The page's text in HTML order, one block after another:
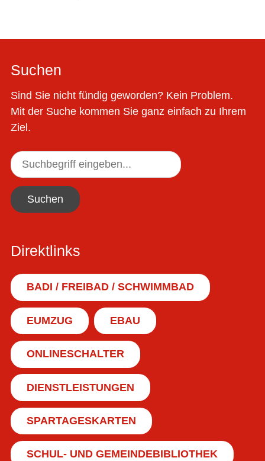
Direktlinks
BADI / FREIBAD / SCHWIMMBAD
EUMZUG EBAU
ONLINESCHALTER
DIENSTLEISTUNGEN
SPARTAGESKARTEN
SCHUL- UND GEMEINDEBIBLIOTHEK
Suchen
Sind Sie nicht fündig geworden? Kein Problem.
Mit der Suche kommen Sie ganz einfach zu Ihrem
Ziel.
Suchen